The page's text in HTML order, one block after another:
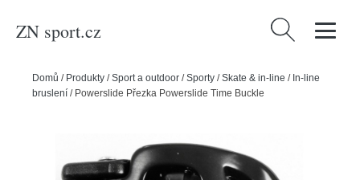
ZN sport.cz Vyhledávání
Domů / Produkty /Sport a outdoor /Sporty /Skate & in-line / In-line
bruslení / Powerslide Přezka Powerslide Time Buckle